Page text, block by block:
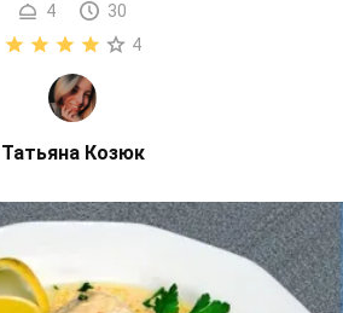
4
30
4
Татьяна Козюк